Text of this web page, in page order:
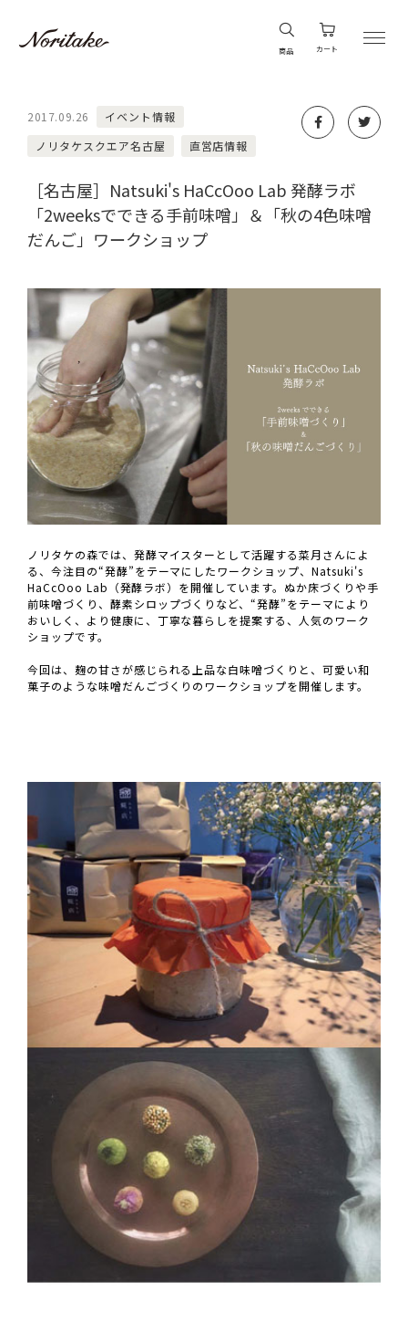
商品 カート
2017.09.26
イベント情報
ノリタケスクエア名古屋
直営店情報
［名古屋］Natsuki's HaCcOoo Lab 発酵ラボ
「2weeksでできる手前味噌」＆「秋の4色味噌
だんご」ワークショップ
ノリタケの森では、発酵マイスターとして活躍する菜月さんによ
る、今注目の“発酵”をテーマにしたワークショップ、Natsuki's
HaCcOoo Lab（発酵ラボ）を開催しています。ぬか床づくりや手
前味噌づくり、酵素シロップづくりなど、“発酵”をテーマにより
おいしく、より健康に、丁寧な暮らしを提案する、人気のワーク
ショップです。
今回は、麹の甘さが感じられる上品な白味噌づくりと、可愛い和
菓子のような味噌だんごづくりのワークショップを開催します。